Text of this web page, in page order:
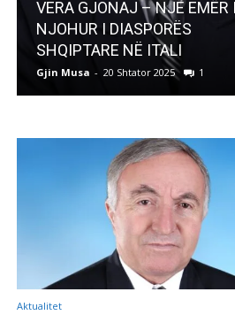
VERA GJONAJ – NJË EMËR I
NJOHUR I DIASPORËS
SHQIPTARE NË ITALI
Gjin Musa - 20 Shtator 2025 1
Aktualitet